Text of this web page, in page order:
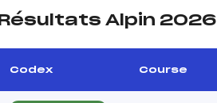
Résultats Alpin 2026
Codex Course